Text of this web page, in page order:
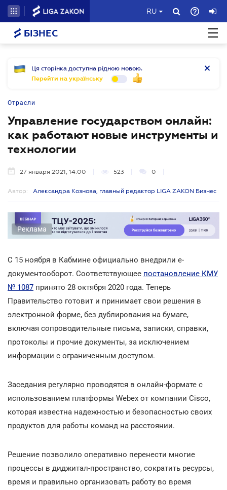
RU
БІЗНЕС
Ця сторінка доступна рідною мовою.
Перейти на українську
Отрасли
Управление государством онлайн:
как работают новые инструменты и
технологии
27 января 2021, 14:00 523 0
Автор: Александра Кознова, главный редактор LIGA ZAKON Бизнес
Реклама
С 15 ноября в Кабмине официально внедрили е-
документооборот. Соответствующее постановление КМУ
№ 1087 принято 28 октября 2020 года. Теперь
Правительство готовит и принимает свои решения в
электронной форме, без дублирования на бумаге,
включая сопроводительные письма, записки, справки,
протоколы и прочие документы, за исключением
информации с ограниченным доступом.
Заседания регулярно проводятся в онлайн-формате с
использованием платформы Webеx от компании Cisco,
которая известна надежностью и безопасностью своих
продуктов для работы команд на расстоянии.
Решение позволило оперативно перенести многие
процессы в диджитал-пространство, сократить ресурсы,
время и правильно организовать работу во время